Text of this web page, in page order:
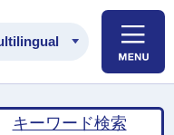
土浦市公式ホームペ
キーワード検索